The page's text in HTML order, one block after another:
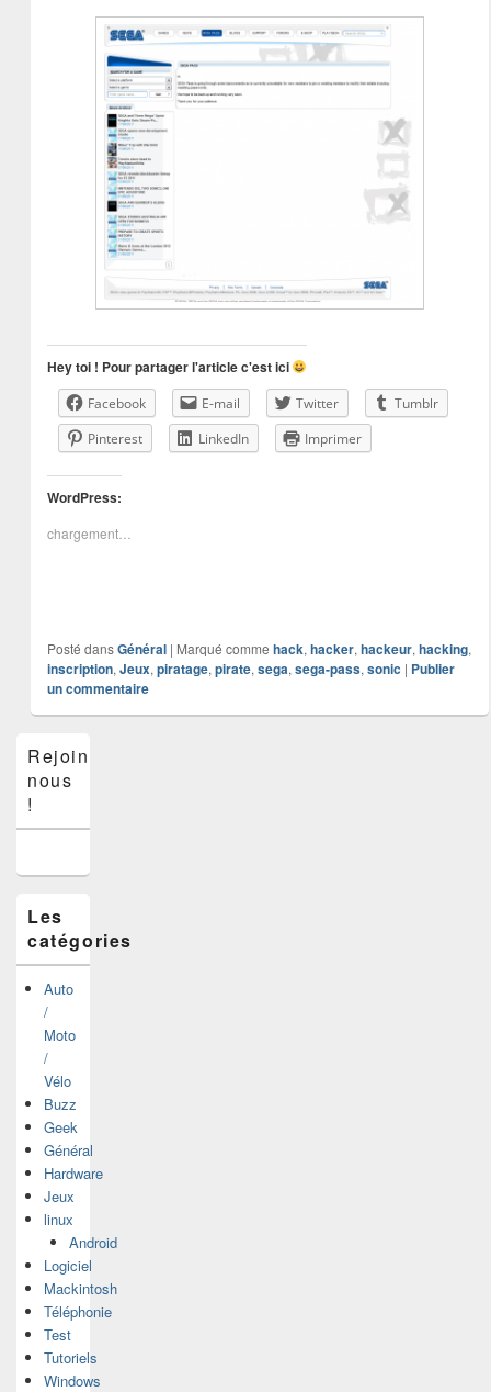
Hey toi ! Pour partager l'article c'est ici
Facebook E-mail Twitter
Tumblr
Pinterest
LinkedIn Imprimer
WordPress:
chargement…
Posté dans Général | Marqué comme hack, hacker, hackeur, hacking,
inscription, Jeux, piratage, pirate, sega, sega-pass, sonic | Publier
un commentaire
principale
de
widget
latérale
Rejoins-
nous
!
Les
catégories
Auto
/
Moto
/
Vélo
Buzz
Geek
Général
Hardware
Jeux
linux
Android
Logiciel
Mackintosh
Téléphonie
Test
Tutoriels
Windows